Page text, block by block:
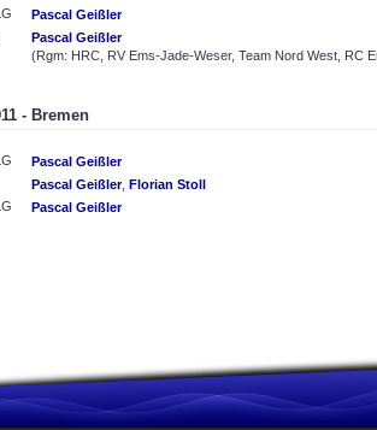
Pascal Geißler
Pascal Geißler
(Rgm: HRC, RV Ems-Jade-Weser, Team Nord West, RC
- Bremen
Pascal Geißler
Pascal Geißler, Florian Stoll
Pascal Geißler